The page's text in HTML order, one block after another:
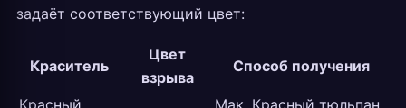
задаёт соответствующий цвет:
Краситель
Цвет
взрыва
Способ получения
Красный
Мак, Красный тюльпан,